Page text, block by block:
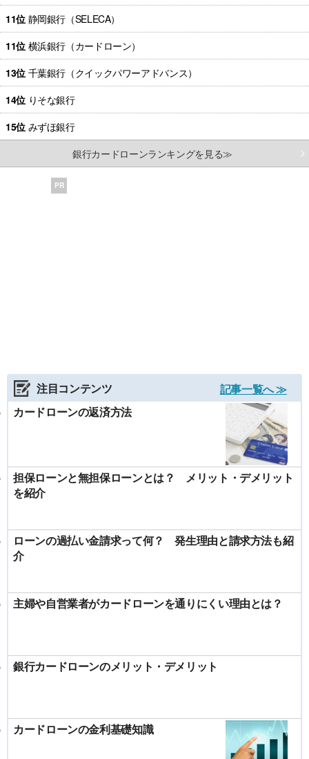
11位 静岡銀行（SELECA）
11位 横浜銀行（カードローン）
13位 千葉銀行（クイックパワーアドバンス）
14位 りそな銀行
15位 みずほ銀行
銀行カードローンランキングを見る≫
PR
注目コンテンツ
記事一覧へ ≫
カードローンの返済方法
担保ローンと無担保ローンとは？ メリット・デメリット
を紹介
ローンの過払い金請求って何？ 発生理由と請求方法も紹
介
主婦や自営業者がカードローンを通りにくい理由とは？
銀行カードローンのメリット・デメリット
カードローンの金利基礎知識